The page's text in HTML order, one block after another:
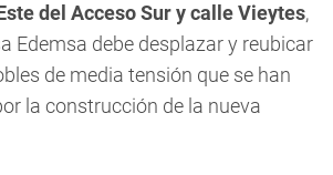
del Acceso Sur y calle Vieytes,
Edemsa debe desplazar y reubicar
de media tensión que se han
la construcción de la nueva